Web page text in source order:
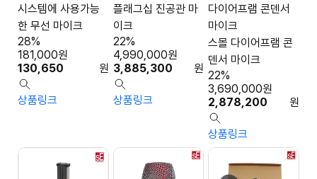
시스템에 사용가능
한 무선 마이크
130,650 원
181,000원
28%
상품링크
플래그십 진공관 마
이크
3,885,300 원
4,990,000원
22%
상품링크
다이어프램 콘덴서
마이크
스몰 다이어프램 콘
덴서 마이크
2,878,200 원
3,690,000원
22%
상품링크